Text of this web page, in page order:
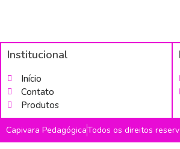
Institucional
Início
Contato
Produtos
Capivara PedagógicaTodos os direitos